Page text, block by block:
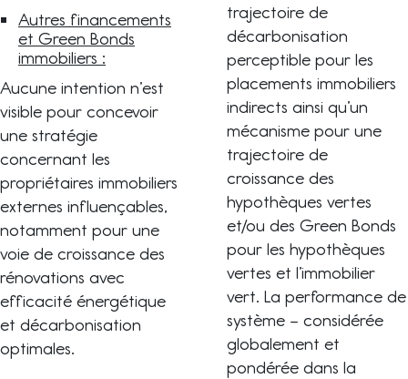
Autres financements
et Green Bonds
immobiliers :
Aucune intention n’est
visible pour concevoir
une stratégie
concernant les
propriétaires immobiliers
externes influençables,
notamment pour une
voie de croissance des
rénovations avec
efficacité énergétique
et décarbonisation
optimales.
trajectoire de
décarbonisation
perceptible pour les
placements immobiliers
indirects ainsi qu’un
mécanisme pour une
trajectoire de
croissance des
hypothèques vertes
et/ou des Green Bonds
pour les hypothèques
vertes et l’immobilier
vert. La performance de
système – considérée
globalement et
pondérée dans la